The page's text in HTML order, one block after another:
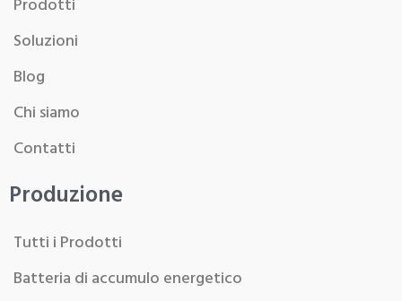
Prodotti
Soluzioni
Blog
Chi siamo
Contatti
Produzione
Tutti i Prodotti
Batteria di accumulo energetico